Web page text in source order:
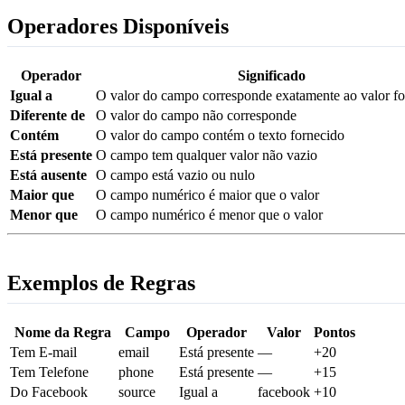
Operadores Disponíveis
Operador
Significado
Igual a
O valor do campo corresponde exatamente ao valor
Diferente de
O valor do campo não corresponde
Contém
O valor do campo contém o texto fornecido
Está presente O campo tem qualquer valor não vazio
Está ausente O campo está vazio ou nulo
Maior que
O campo numérico é maior que o valor
Menor que
O campo numérico é menor que o valor
Exemplos de Regras
Nome da Regra Campo Operador Valor
Pontos
Tem E-mail
email Está presente —
+20
Tem Telefone
phone Está presente —
+15
Do Facebook
source Igual a facebook +10